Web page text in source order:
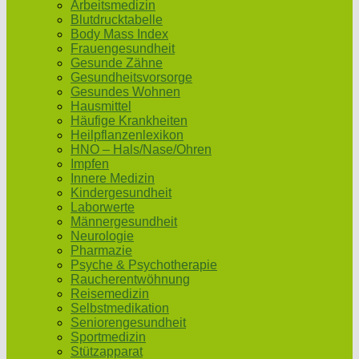
Arbeitsmedizin
Blutdrucktabelle
Body Mass Index
Frauengesundheit
Gesunde Zähne
Gesundheitsvorsorge
Gesundes Wohnen
Hausmittel
Häufige Krankheiten
Heilpflanzenlexikon
HNO – Hals/Nase/Ohren
Impfen
Innere Medizin
Kindergesundheit
Laborwerte
Männergesundheit
Neurologie
Pharmazie
Psyche & Psychotherapie
Raucherentwöhnung
Reisemedizin
Selbstmedikation
Seniorengesundheit
Sportmedizin
Stützapparat